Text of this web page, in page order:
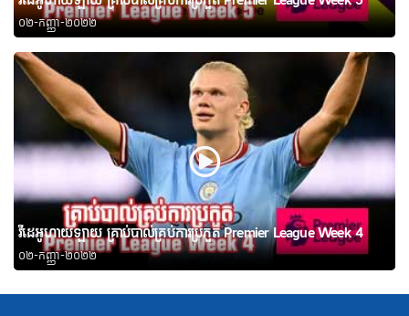
០២-កញ្ញា-២០២២
វីដេអូហាយឡាយ គ្រាប់បាល់គ្រប់ការប្រកួត Premier League Week 4
០២-កញ្ញា-២០២២